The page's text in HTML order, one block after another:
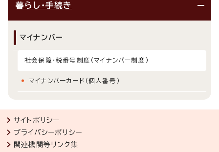
暮らし・手続き
マイナンバー
社会保障・税番号制度（マイナンバー制度）
マイナンバーカード（個人番号）
サイトポリシー
プライバシーポリシー
関連機関等リンク集